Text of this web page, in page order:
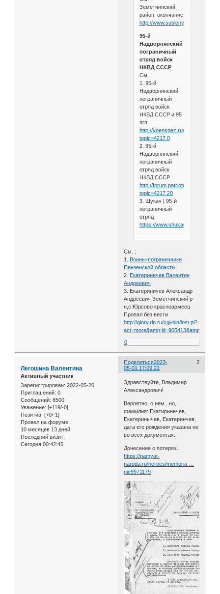
Земетчинский
район, окончание
http://www.suslony.ru/
95-й
Надворнянский
пограничный
отряд войск
НКВД СССР
См. :
1. 95-й
Надворнянский
пограничный
отряд войск
НКВД СССР и 95
пгп
http://voenspez.ru/index.php?
topic=4217.0
2. 95-й
Надворнянский
пограничный
отряд войск
НКВД СССР
http://forum.patriotcenter.ru/
topic=4217.20
3. Шукач | 95-й
пограничный
отряд
https://www.shukach.com/ru/
См. :
1. Воины-пограничники
Пензенской области
2. Екатериничев Валентин
Андреевич
3. Екатериничев Александр
Андреевич Земетчинский р-
н,с.Юрсово красноармеец
Пропал без вести
http://glory.rin.ru/cgi-bin/lost.pl?
0
Поделиться 2
2023-
05-01 17:09:21
Легошина Валентина
Активный участник
Зарегистрирован: 2022-05-20
Приглашений: 0
Сообщений: 8500
Уважение: [+119/-0]
Позитив: [+0/-1]
Провел на форуме:
10 месяцев 13 дней
Последний визит:
Сегодня 00:42:45
Здравствуйте, Владимир
Александрович!
Вероятно, о нем , но,
фамилия: Екатиринечев,
Екатеринычев, Екатеринчев,
дата его рождения указана не
во всех документах.
Донесение о потерях.
https://pamyat-
naroda.ru/heroes/memoria …
nie9971179 :